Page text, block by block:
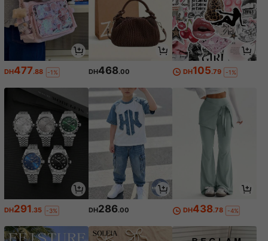
DH477.88 -1% DH468.00 DH105.79 -1%
DH291.35 -3% DH286.00 DH438.78 -4%